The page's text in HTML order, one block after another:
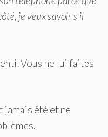
je veux savoir s'il
Vous ne lui faites
jamais été et ne